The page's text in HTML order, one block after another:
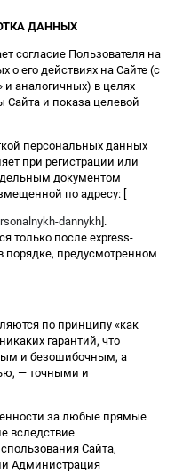
ДАННЫХ
согласие Пользователя на
о его действиях на Сайте (с
и аналогичных) в целях
Сайта и показа целевой
персональных данных
при регистрации или
документом
по адресу: [
dannykh ].
только после express-
порядке, предусмотренном
по принципу «как
гарантий, что
и безошибочным, а
— точными и
за любые прямые
вследствие
Сайта,
Администрация